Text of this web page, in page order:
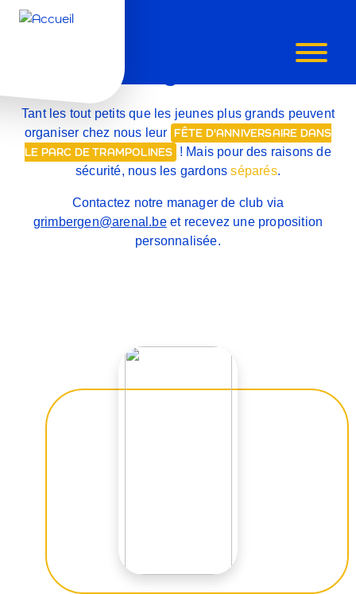
DE
FÊTES
Tant les tout petits que les jeunes plus grands peuvent
organiser chez nous leur FÊTE D'ANNIVERSAIRE DANS
LE PARC DE TRAMPOLINES
! Mais pour des raisons de
sécurité, nous les gardonsséparés.
Contactez notre manager de club via
grimbergen@arenal.beet recevez une proposition
personnalisée.